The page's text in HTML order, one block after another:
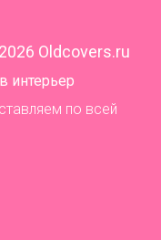
Oldcovers.ru
интерьер
по всей